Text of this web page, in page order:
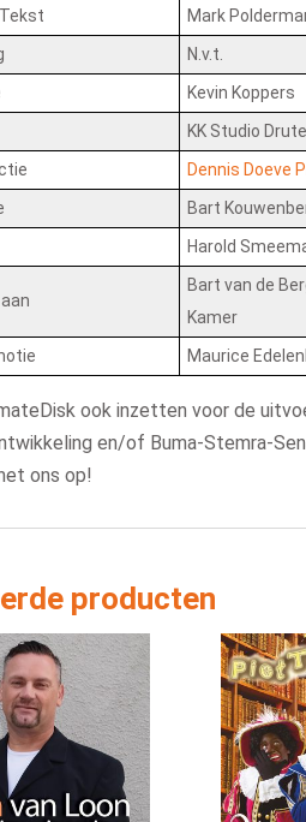
Mark
N.v.t.
Kevin Koppers
KK Studio
Dennis Doeve
Bart
Harold
Bart van de
Kamer
Maurice
ook inzetten voor de
en/of Buma-Stemra-
ons op!
producten